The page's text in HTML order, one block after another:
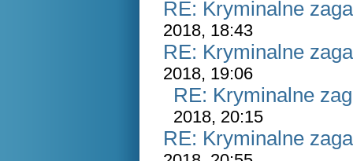
RE: Kryminalne
2018, 18:43
RE: Kryminalne
2018, 19:06
RE: Kryminalne
2018, 20:15
RE: Kryminalne